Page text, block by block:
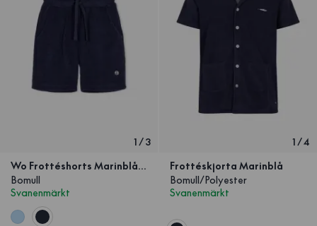
1 /3
Wo Frottéshorts Marinblå Barn
Bomull
Svanenmärkt
1 /4
Frottéskjorta Marinblå
Bomull/Polyester
Svanenmärkt